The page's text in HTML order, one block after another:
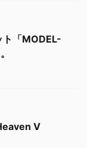
ト「MODEL-
V